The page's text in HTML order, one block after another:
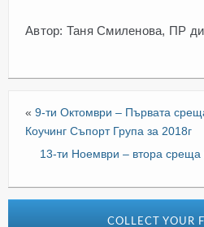
Автор: Таня Смиленова, ПР
« 9-ти Октомври – Първата
Коучинг Съпорт Група за 2018г
13-ти Ноември – втора среща
COLLECT YOUR